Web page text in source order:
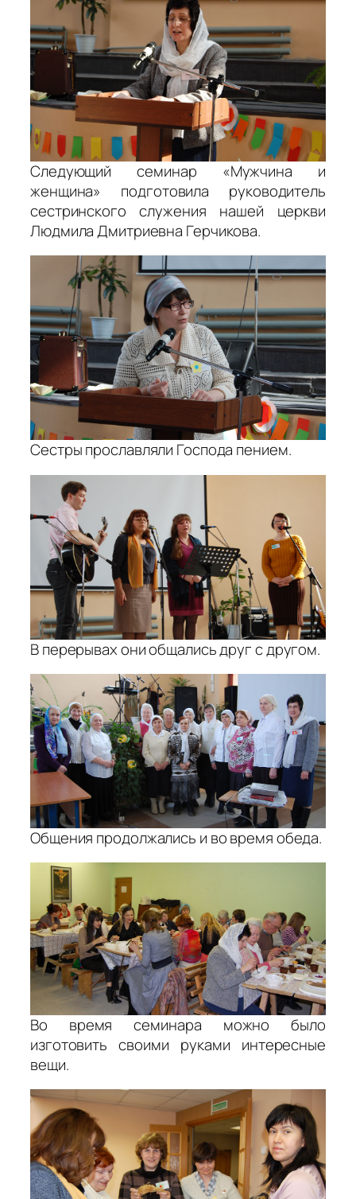
Следующий семинар «Мужчина и
женщина» подготовила руководитель
сестринского служения нашей церкви
Людмила Дмитриевна Герчикова.
Сестры прославляли Господа пением.
В перерывах они общались друг с другом.
Общения продолжались и во время обеда.
Во время семинара можно было
изготовить своими руками интересные
вещи.